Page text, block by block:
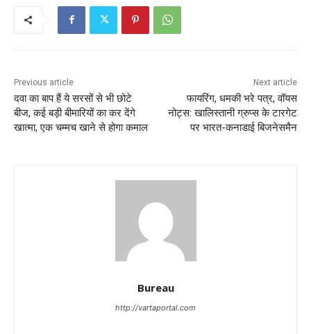
Previous article
दवा का बाप हैं ये सरसों से भी छोटे
बीज, कई बड़ी बीमारियों का कर देंगे
खात्मा, एक चम्मच खाने से होगा कमाल
Next article
फायरिंग, धमकी भरे पत्र, वॉयस
नोट्स: खालिस्तानी ग्रुप्स के टारगेट
पर भारत-कनाडाई बिजनेसमैन
Bureau
http://vartaportal.com